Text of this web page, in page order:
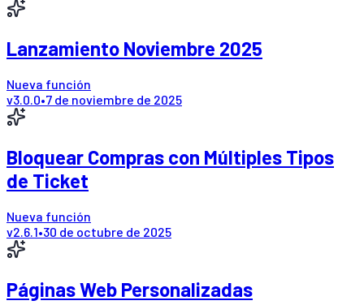
Lanzamiento Noviembre 2025
Nueva función
v3.0.0•7 de noviembre de 2025
Bloquear Compras con Múltiples Tipos
de Ticket
Nueva función
v2.6.1•30 de octubre de 2025
Páginas Web Personalizadas